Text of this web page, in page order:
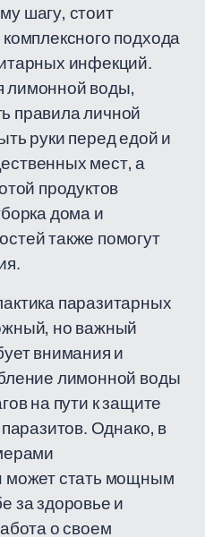
шагу, стоит
подхода
инфекций.
лимонной воды,
правила личной
руки перед едой и
мест, а
продуктов
дома и
также помогут
паразитарных
но важный
внимания и
лимонной воды
на пути к защите
Однако, в
может стать мощным
за здоровье и
о своем